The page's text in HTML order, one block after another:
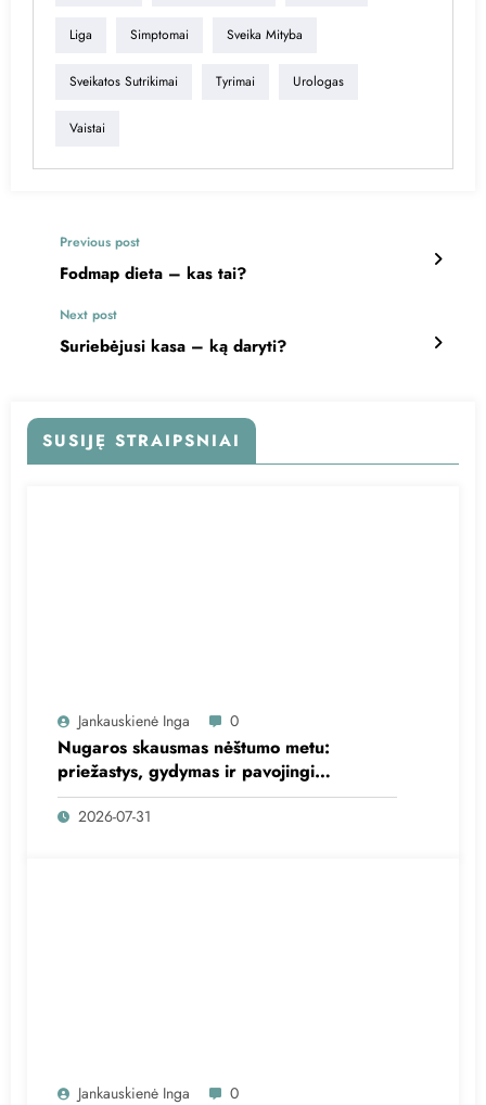
Liga Simptomai Sveika Mityba
Sveikatos Sutrikimai Tyrimai Urologas
Vaistai
Previous post
Fodmap dieta – kas tai?
Next post
Suriebėjusi kasa – ką daryti?
SUSIJĘ STRAIPSNIAI
Jankauskienė Inga 0
Nugaros skausmas nėštumo metu:
priežastys, gydymas ir pavojingi
simptomai
2026-07-31
Jankauskienė Inga 0